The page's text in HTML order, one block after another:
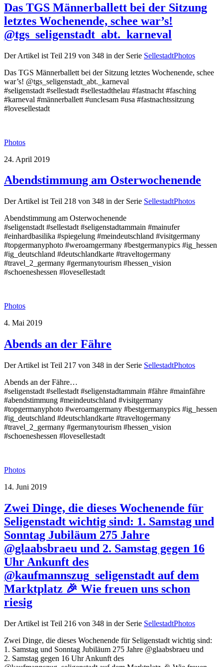
Das TGS Männerballett bei der Sitzung
letztes Wochenende, schee war’s!
@tgs_seligenstadt_abt._karneval
Der Artikel ist Teil 219 von 348 in der Serie SellestadtPhotos
Das TGS Männerballett bei der Sitzung letztes Wochenende, schee
war’s! @tgs_seligenstadt_abt._karneval
#seligenstadt #sellestadt #sellestadthelau #fastnacht #fasching
#karneval #männerballett #unclesam #usa #fastnachtssitzung
#lovesellestadt
Photos
24. April 2019
Abendstimmung am Osterwochenende
Der Artikel ist Teil 218 von 348 in der Serie SellestadtPhotos
Abendstimmung am Osterwochenende
#seligenstadt #sellestadt #seligenstadtammain #mainufer
#einhardbasilika #spiegelung #meindeutschland #visitgermany
#topgermanyphoto #weroamgermany #bestgermanypics #ig_hessen
#ig_deutschland #deutschlandkarte #traveltogermany
#travel_2_germany #germanytourism #hessen_vision
#schoeneshessen #lovesellestadt
Photos
4. Mai 2019
Abends an der Fähre
Der Artikel ist Teil 217 von 348 in der Serie SellestadtPhotos
Abends an der Fähre…
#seligenstadt #sellestadt #seligenstadtammain #fähre #mainfähre
#abendstimmung #meindeutschland #visitgermany
#topgermanyphoto #weroamgermany #bestgermanypics #ig_hessen
#ig_deutschland #deutschlandkarte #traveltogermany
#travel_2_germany #germanytourism #hessen_vision
#schoeneshessen #lovesellestadt
Photos
14. Juni 2019
Zwei Dinge, die dieses Wochenende für
Seligenstadt wichtig sind: 1. Samstag und
Sonntag Jubiläum 275 Jahre
@glaabsbraeu und 2. Samstag gegen 16
Uhr Ankunft des
@kaufmannszug_seligenstadt auf dem
Marktplatz 🎉 Wie freuen uns schon
riesig
Der Artikel ist Teil 216 von 348 in der Serie SellestadtPhotos
Zwei Dinge, die dieses Wochenende für Seligenstadt wichtig sind:
1. Samstag und Sonntag Jubiläum 275 Jahre @glaabsbraeu und
2. Samstag gegen 16 Uhr Ankunft des